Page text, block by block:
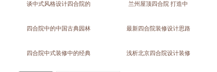
谈中式风格设计四合院的 兰州屋顶四合院 打造中
四合院中的中国古典园林 最新四合院装修设计思路
四合院中式装修中的经典 浅析北京四合院设计装修